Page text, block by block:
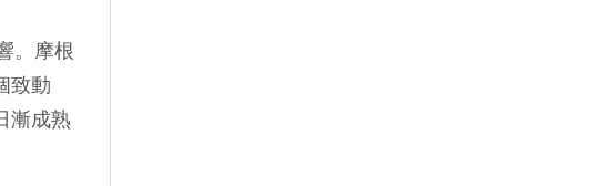
。摩根
致動
漸成熟